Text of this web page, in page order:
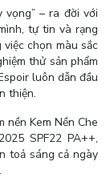
– ra đời với
tự tin và rạng
chọn màu sắc
thử sản phẩm
luôn dẫn đầu
thiện.
nền Kem Nền Che
SPF22 PA++,
toả sáng cả ngày